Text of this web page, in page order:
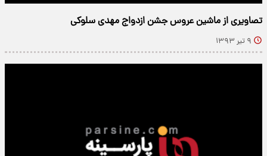
تصاویری از ماشین عروس جشن ازدواج مهدی سلوکی
۹ تیر ۱۳۹۳